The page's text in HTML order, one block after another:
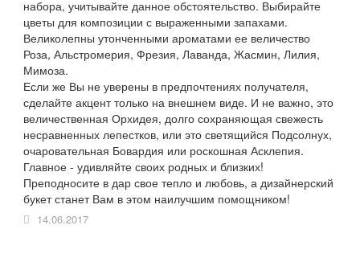
набора, учитывайте данное обстоятельство. Выбирайте
цветы для композиции с выраженными запахами.
Великолепны утонченными ароматами ее величество
Роза, Альстромерия, Фрезия, Лаванда, Жасмин, Лилия,
Мимоза.
Если же Вы не уверены в предпочтениях получателя,
сделайте акцент только на внешнем виде. И не важно, это
величественная Орхидея, долго сохраняющая свежесть
несравненных лепестков, или это светящийся Подсолнух,
очаровательная Бовардия или роскошная Асклепия.
Главное - удивляйте своих родных и близких!
Преподносите в дар свое тепло и любовь, а дизайнерский
букет станет Вам в этом наилучшим помощником!
14.06.2017